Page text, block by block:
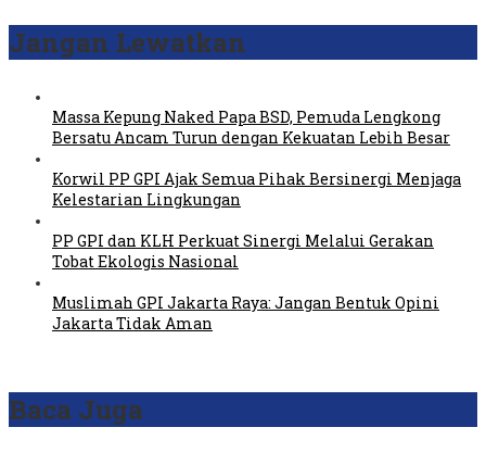
Jangan Lewatkan
Massa Kepung Naked Papa BSD, Pemuda Lengkong
Bersatu Ancam Turun dengan Kekuatan Lebih Besar
Korwil PP GPI Ajak Semua Pihak Bersinergi Menjaga
Kelestarian Lingkungan
PP GPI dan KLH Perkuat Sinergi Melalui Gerakan
Tobat Ekologis Nasional
Muslimah GPI Jakarta Raya: Jangan Bentuk Opini
Jakarta Tidak Aman
Baca Juga